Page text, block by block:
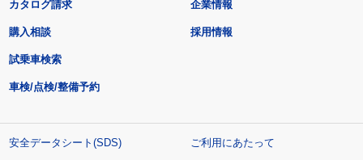
カタログ請求
購入相談
試乗車検索
車検/点検/整備予約
企業情報
採用情報
安全データシート(SDS)
ご利用にあたって